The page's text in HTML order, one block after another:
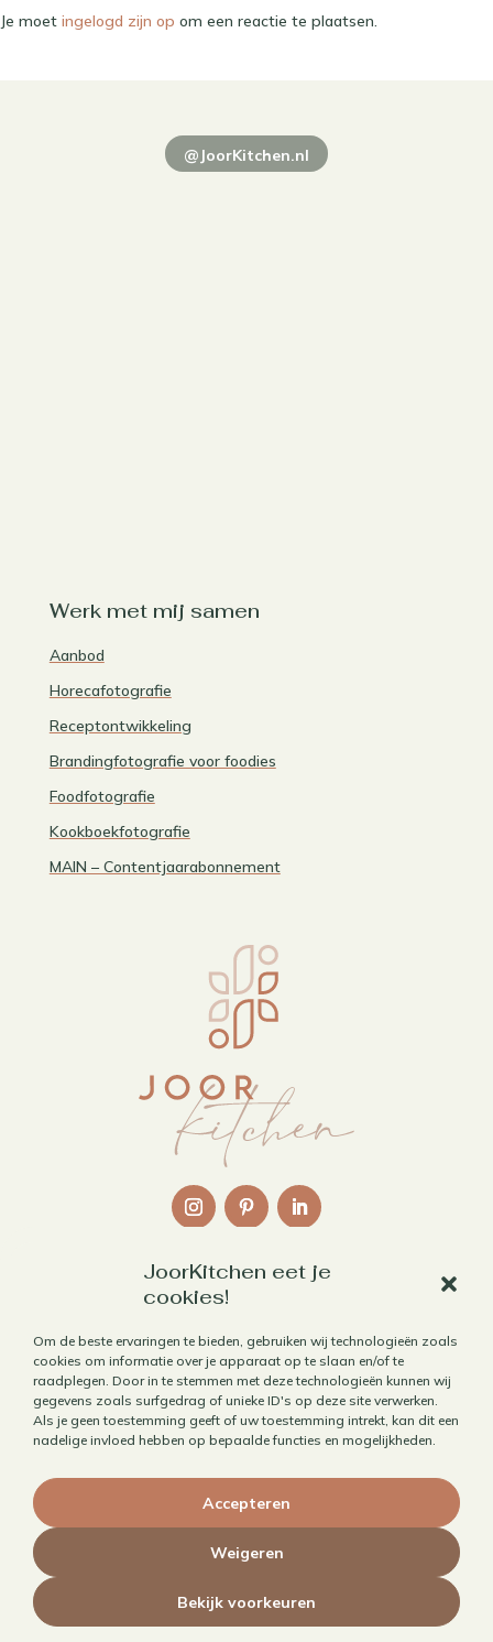
JoorKitchen eet je
cookies!
Om de beste ervaringen te bieden, gebruiken wij technologieën zoals
cookies om informatie over je apparaat op te slaan en/of te
raadplegen. Door in te stemmen met deze technologieën kunnen wij
gegevens zoals surfgedrag of unieke ID's op deze site verwerken.
Als je geen toestemming geeft of uw toestemming intrekt, kan dit een
nadelige invloed hebben op bepaalde functies en mogelijkheden.
Accepteren
Weigeren
Bekijk voorkeuren
Je moet ingelogd zijn op om een reactie te plaatsen.
@JoorKitchen.nl
Werk met mij samen
Aanbod
Horecafotografie
Receptontwikkeling
Brandingfotografie voor foodies
Foodfotografie
Kookboekfotografie
MAIN – Contentjaarabonnement
Contact
Algemene voorwaarden
Privacybeleid